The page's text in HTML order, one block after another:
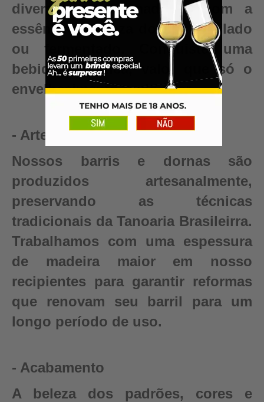
diversidade de madeiras com a
essência e pureza do seu destilado
ou fermentado. Conquiste uma
bebida autêntica, valor que só o
envelhecimento pode criar.
- Artesanal
Nossos barris e dornas são
produzidos artesanalmente,
preservando as técnicas
tradicionais da Tanoaria Brasileirra.
Trabalhamos com uma espessura
de madeira maior em nosso
recipientes para garantir reformas
que renovam seu barril para um
longo período de uso.
- Acabamento
A beleza dos padrões, cores e